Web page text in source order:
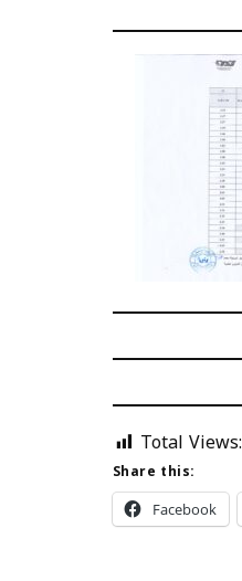
Total Views:
Share this:
Facebook